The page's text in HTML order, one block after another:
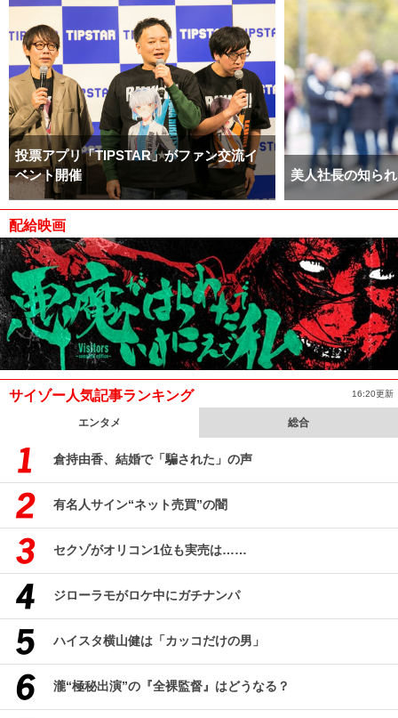
投票アプリ「TIPSTAR」がファン交流イ
ベント開催
美人社長の知ら
配給映画
サイゾー人気記事ランキング 16:20更新
エンタメ 総合
倉持由香、結婚で「騙された」の声
有名人サイン“ネット売買”の闇
セクゾがオリコン1位も実売は……
ジローラモがロケ中にガチナンパ
ハイスタ横山健は「カッコだけの男」
瀧“極秘出演”の『全裸監督』はどうなる？